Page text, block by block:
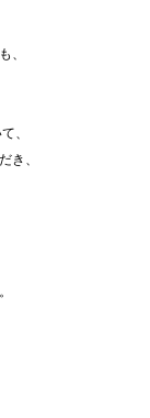
、
、
き、